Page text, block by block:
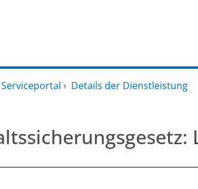
A-Z
Serviceportal › Details der Dienstleistung